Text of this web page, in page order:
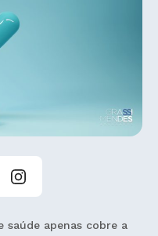
saúde apenas cobre a